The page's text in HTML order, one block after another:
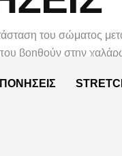
του σώματος
βοηθούν στην